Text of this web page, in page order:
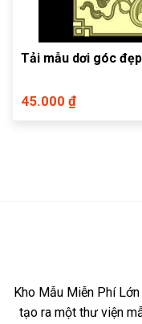
Tải mẫu dơi góc đẹp
45.000 ₫
Kho Mẫu Miễn Phí
tạo ra một thư viện